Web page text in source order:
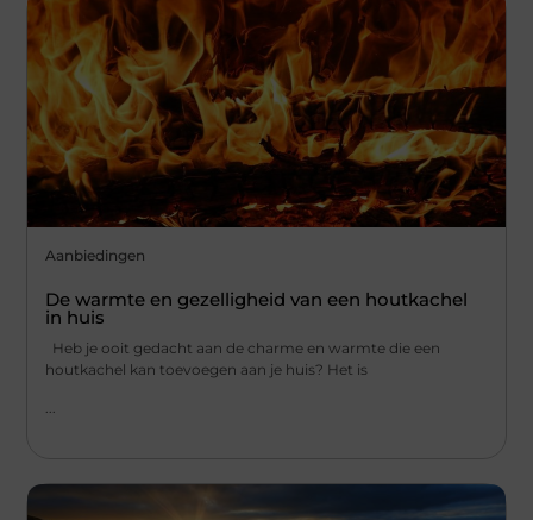
Aanbiedingen
De warmte en gezelligheid van een houtkachel
in huis
Heb je ooit gedacht aan de charme en warmte die een
houtkachel kan toevoegen aan je huis? Het is
...